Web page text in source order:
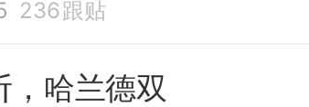
236跟贴
哈兰德双